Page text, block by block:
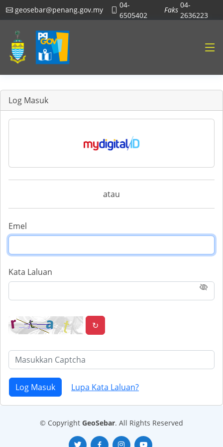
geosebar@penang.gov.my
04-
6505402
Faks
04-
2636223
Log Masuk
atau
Emel
Kata Laluan
↻
Log Masuk Lupa Kata Laluan?
© Copyright GeoSebar. All Rights Reserved